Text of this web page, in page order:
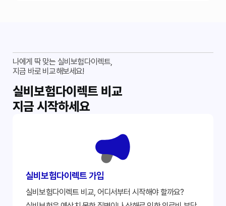
나에게 딱 맞는 실비보험다이렉트,
지금 바로 비교해보세요!
실비보험다이렉트 비교
지금 시작하세요
실비보험다이렉트 가입
실비보험다이렉트 비교, 어디서부터 시작해야 할까요?